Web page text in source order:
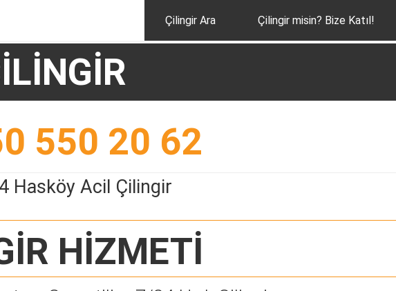
Çilingir Ara Çilingir misin? Bize Katıl!
550 20 62
Hasköy Acil Çilingir
HİZMETİ